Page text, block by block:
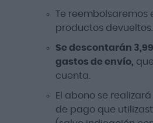
Te reembolsaremos
productos devueltos.
Se descontarán
gastos de envío,
cuenta.
El abono se
de pago que